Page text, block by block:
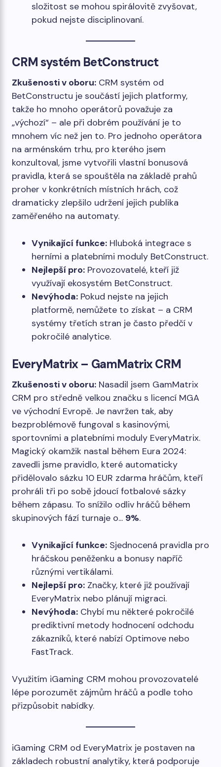
složitost se mohou spirálovitě zvyšovat,
pokud nejste disciplinovaní.
CRM systém BetConstruct
Zkušenosti v oboru: CRM systém od
BetConstructu je součástí jejich platformy,
takže ho mnoho operátorů považuje za
„výchozí“ – ale při dobrém používání je to
mnohem víc než jen to. Pro jednoho operátora
na arménském trhu, pro kterého jsem
konzultoval, jsme vytvořili vlastní bonusová
pravidla, která se spouštěla na základě prahů
proher v konkrétních místních hrách, což
dramaticky zlepšilo udržení jejich publika
zaměřeného na automaty.
Vynikající funkce: Hluboká integrace s
herními a platebními moduly BetConstruct.
Nejlepší pro: Provozovatelé, kteří již
využívají ekosystém BetConstruct.
Nevýhoda: Pokud nejste na jejich
platformě, nemůžete to získat – a CRM
systémy třetích stran je často předčí v
pokročilé analytice.
EveryMatrix – GamMatrix CRM
Zkušenosti v oboru: Nasadil jsem GamMatrix
CRM pro středně velkou značku s licencí MGA
ve východní Evropě. Je navržen tak, aby
bezproblémově fungoval s kasinovými,
sportovními a platebními moduly EveryMatrix.
Magický okamžik nastal během Eura 2024:
zavedli jsme pravidlo, které automaticky
přidělovalo sázku 10 EUR zdarma hráčům, kteří
prohráli tři po sobě jdoucí fotbalové sázky
během zápasu. To snížilo odliv hráčů během
skupinových fází turnaje o... 9%.
Vynikající funkce: Sjednocená pravidla pro
hráčskou peněženku a bonusy napříč
různými vertikálami.
Nejlepší pro: Značky, které již používají
EveryMatrix nebo plánují migraci.
Nevýhoda: Chybí mu některé pokročilé
prediktivní metody hodnocení odchodu
zákazníků, které nabízí Optimove nebo
FastTrack.
Využitím iGaming CRM mohou provozovatelé
lépe porozumět zájmům hráčů a podle toho
přizpůsobit nabídky.
iGaming CRM od EveryMatrix je postaven na
základech robustní analytiky, která podporuje